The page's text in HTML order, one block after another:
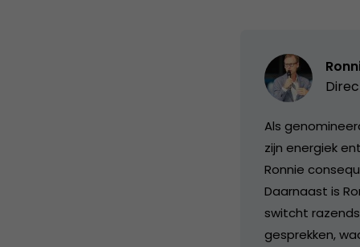
Als
zijn energiek
Ronnie
Daarnaast is
switcht
gesprekken,